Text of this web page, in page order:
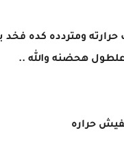
ومتردده كده
هحضنه والله ..
حراره